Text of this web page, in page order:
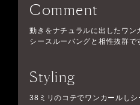
Comment
動きをナチュラルに出したワン
シースルーバングと相性抜群で
Styling
38ミリのコテでワンカールし